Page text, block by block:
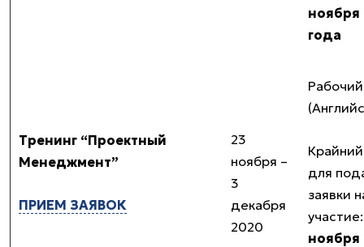
ноября
года
Тренинг “Проектный
Менеджмент”
ПРИЕМ ЗАЯВОК
23
ноября –
3
декабря
2020
для
заявки
ноября